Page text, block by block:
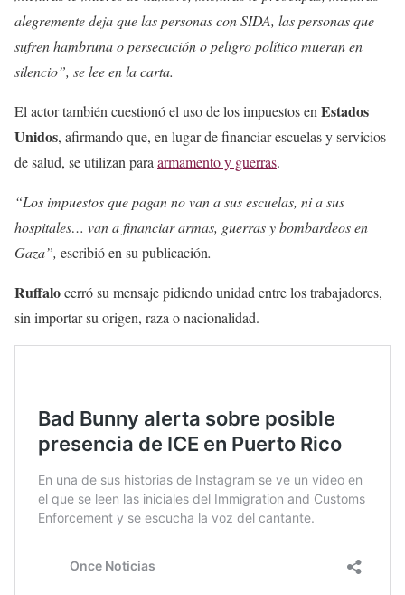
alegremente deja que las personas con SIDA, las personas que
sufren hambruna o persecución o peligro político mueran en
silencio”, se lee en la carta.
El actor también cuestionó el uso de los impuestos en Estados
Unidos, afirmando que, en lugar de financiar escuelas y servicios
de salud, se utilizan para armamento y guerras.
“Los impuestos que pagan no van a sus escuelas, ni a sus
hospitales… van a financiar armas, guerras y bombardeos en
Gaza”, escribió en su publicación.
Ruffalocerró su mensaje pidiendo unidad entre los trabajadores,
sin importar su origen, raza o nacionalidad.